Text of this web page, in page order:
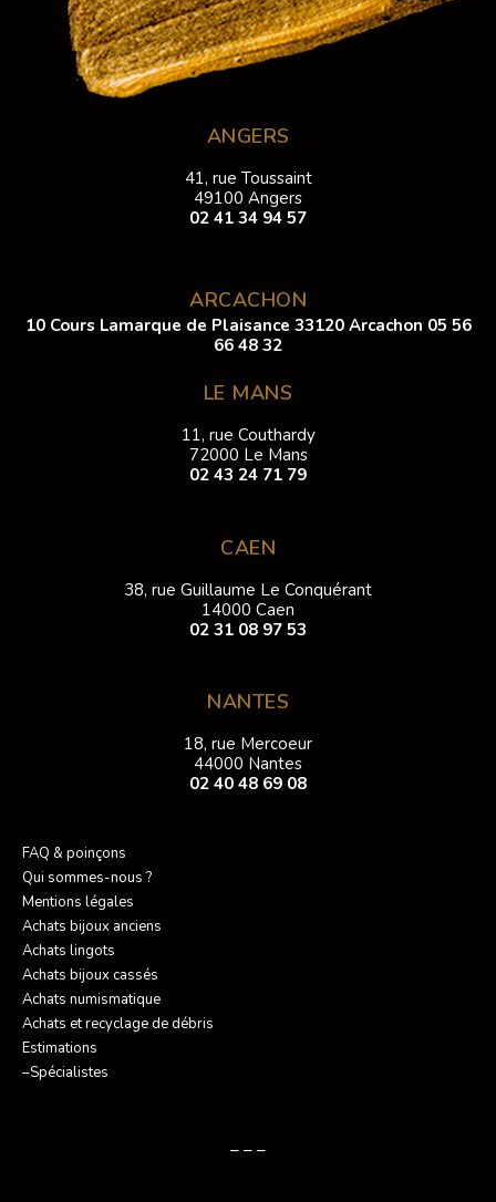
ANGERS
41, rue Toussaint
49100 Angers
02 41 34 94 57
ARCACHON
10 Cours Lamarque de Plaisance 33120 Arcachon 05 56
66 48 32
LE MANS
11, rue Couthardy
72000 Le Mans
02 43 24 71 79
CAEN
38, rue Guillaume Le Conquérant
14000 Caen
02 31 08 97 53
NANTES
18, rue Mercoeur
44000 Nantes
02 40 48 69 08
FAQ & poinçons
Qui sommes-nous ?
Mentions légales
Achats bijoux anciens
Achats lingots
Achats bijoux cassés
Achats numismatique
Achats et recyclage de débris
Estimations
–Spécialistes
– – –